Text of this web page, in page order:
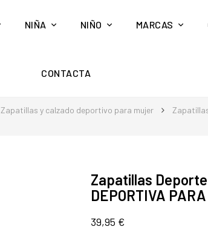
NIÑA NIÑO MARCAS
CONTACTA
Zapatillas y calzado deportivo para mujer
Zapatillas
DEPORTIVA
39,95 €